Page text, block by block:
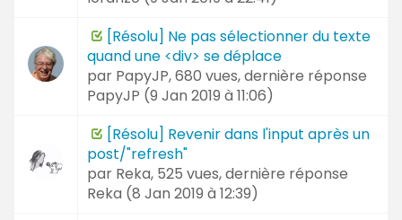
[Résolu] Ne pas sélectionner du texte
quand une <div> se déplace
par PapyJP, 680 vues, dernière réponse
PapyJP (9 Jan 2019 à 11:06)
[Résolu] Revenir dans l'input après un
post/"refresh"
par Reka, 525 vues, dernière réponse
Reka (8 Jan 2019 à 12:39)